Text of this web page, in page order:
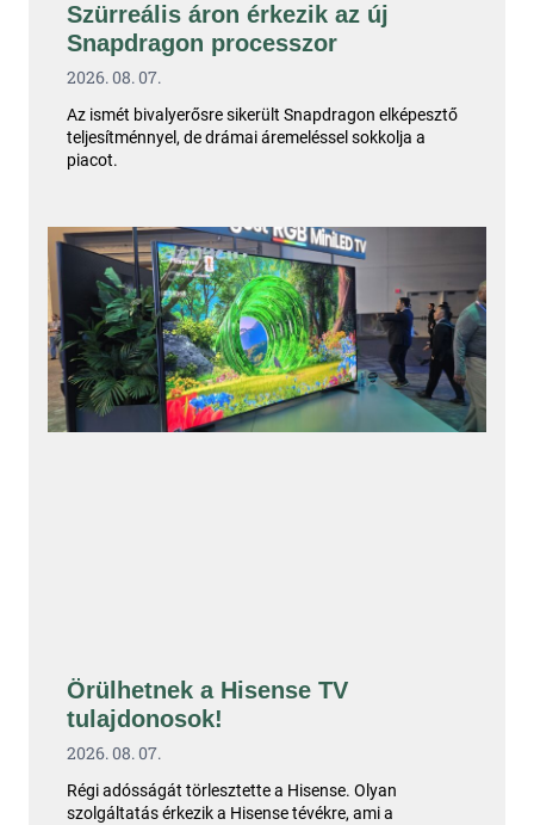
Szürreális áron érkezik az új
Snapdragon processzor
2026. 08. 07.
Az ismét bivalyerősre sikerült Snapdragon elképesztő
teljesítménnyel, de drámai áremeléssel sokkolja a
piacot.
Örülhetnek a Hisense TV
tulajdonosok!
2026. 08. 07.
Régi adósságát törlesztette a Hisense. Olyan
szolgáltatás érkezik a Hisense tévékre, ami a